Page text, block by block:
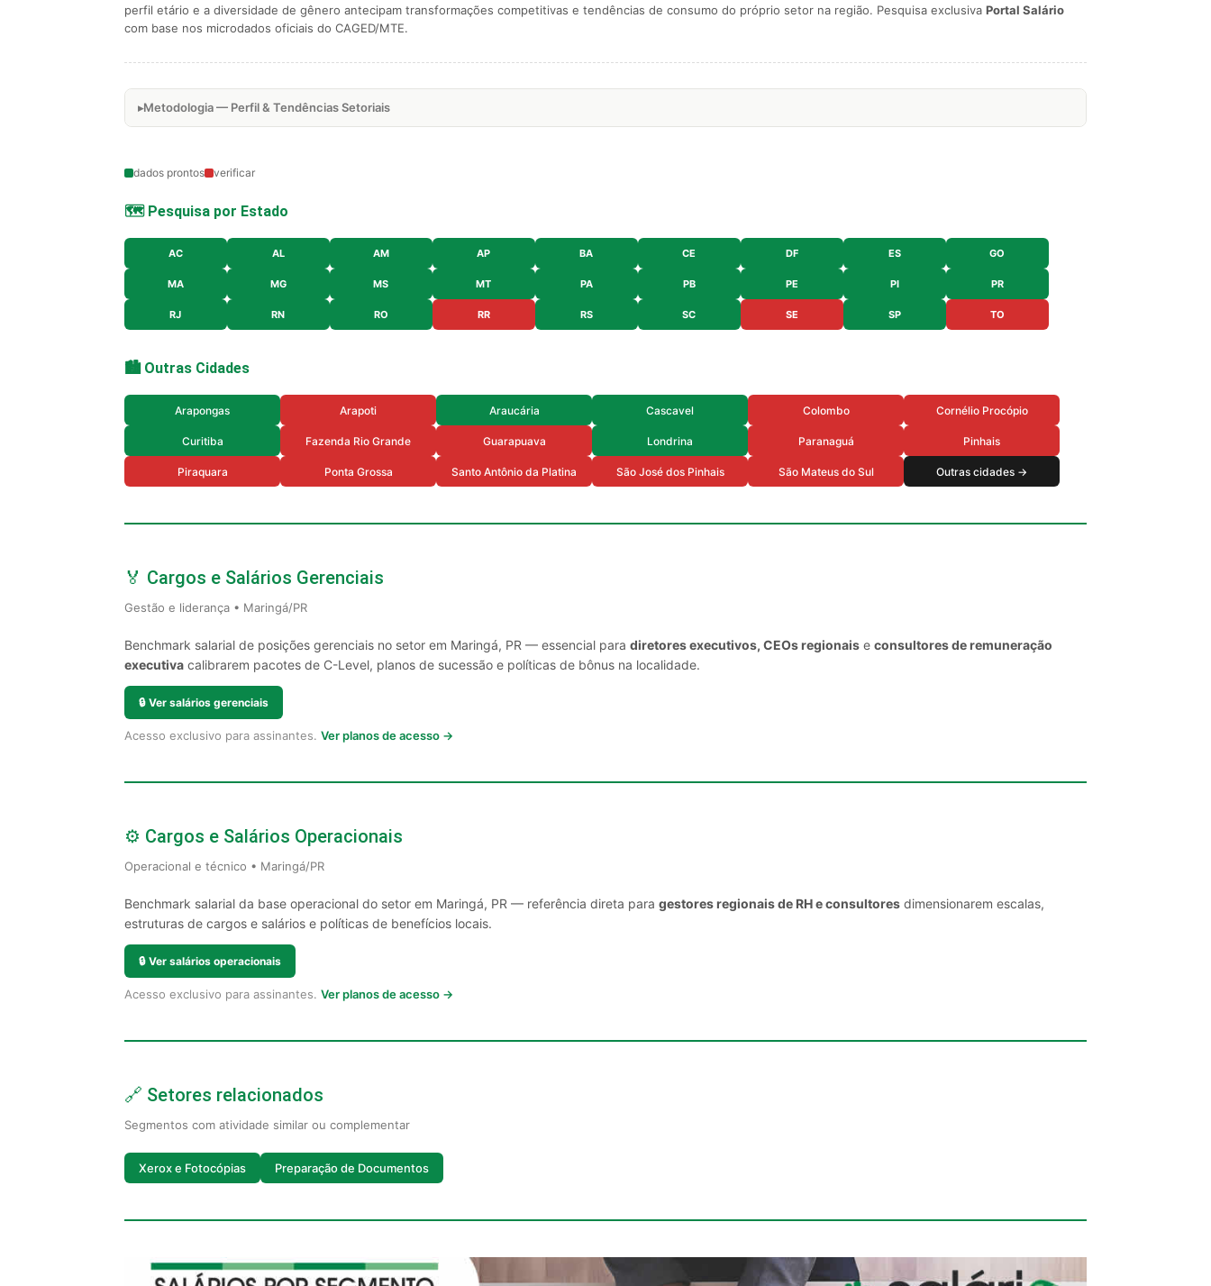
perfil etário e a diversidade de gênero antecipam transformações competitivas e tendências de consumo do próprio setor na região. Pesquisa exclusiva Portal Salário
com base nos microdados oficiais do CAGED/MTE.
Metodologia — Perfil & Tendências Setoriais
dados prontos verificar
🗺️ Pesquisa por Estado
AC AL AM AP BA CE DF ES GO
MA MG MS MT PA PB PE PI PR
RJ RN RO RR RS SC SE SP TO
🏙️ Outras Cidades
Arapongas Arapoti Araucária Cascavel Colombo Cornélio Procópio
Curitiba Fazenda Rio Grande Guarapuava Londrina Paranaguá Pinhais
Piraquara Ponta Grossa Santo Antônio da Platina São José dos Pinhais São Mateus do Sul Outras cidades →
🏅 Cargos e Salários Gerenciais
Gestão e liderança • Maringá/PR
Benchmark salarial de posições gerenciais no setor em Maringá, PR — essencial para diretores executivos, CEOs regionais e consultores de remuneração
executiva calibrarem pacotes de C-Level, planos de sucessão e políticas de bônus na localidade.
🔒 Ver salários gerenciais
Acesso exclusivo para assinantes. Ver planos de acesso →
⚙️ Cargos e Salários Operacionais
Operacional e técnico • Maringá/PR
Benchmark salarial da base operacional do setor em Maringá, PR — referência direta para gestores regionais de RH e consultores dimensionarem escalas,
estruturas de cargos e salários e políticas de benefícios locais.
🔒 Ver salários operacionais
Acesso exclusivo para assinantes. Ver planos de acesso →
🔗 Setores relacionados
Segmentos com atividade similar ou complementar
Xerox e Fotocópias Preparação de Documentos